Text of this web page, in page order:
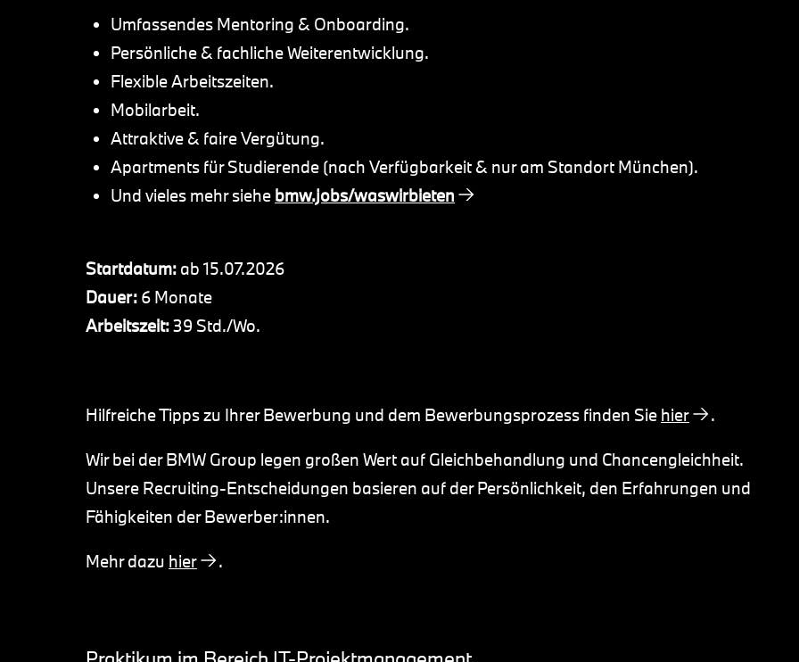
Umfassendes Mentoring & Onboarding.
Persönliche & fachliche Weiterentwicklung.
Flexible Arbeitszeiten.
Mobilarbeit.
Attraktive & faire Vergütung.
Apartments für Studierende (nach Verfügbarkeit & nur am Standort München).
Und vieles mehr siehe bmw.jobs/waswirbieten
Startdatum: ab 15.07.2026
Dauer: 6 Monate
Arbeitszeit:39 Std./Wo.
Hilfreiche Tipps zu Ihrer Bewerbung und dem Bewerbungsprozess finden Sie hier .
Wir bei der BMW Group legen großen Wert auf Gleichbehandlung und Chancengleichheit.
Unsere Recruiting-Entscheidungen basieren auf der Persönlichkeit, den Erfahrungen und
Fähigkeiten der Bewerber:innen.
Mehr dazu hier .